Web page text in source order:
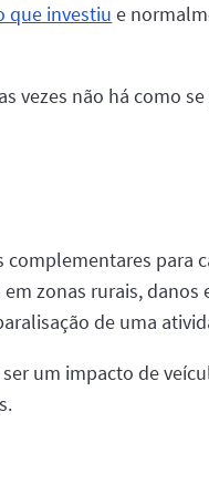
que investiu e
vezes não há como se
complementares para
zonas rurais, danos
de uma
um impacto de